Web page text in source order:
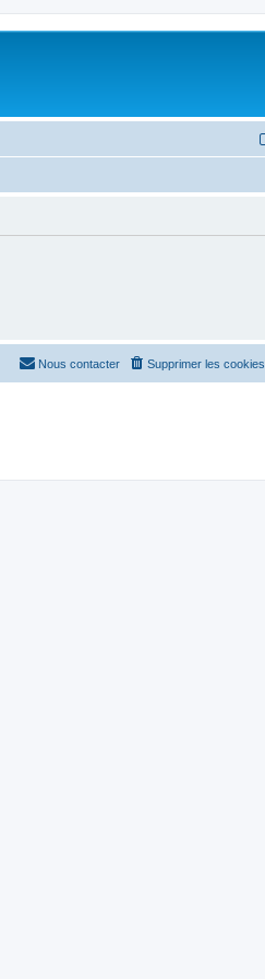
Supprimer les cookies
Nous contacter